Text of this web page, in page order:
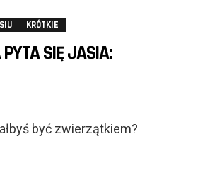
KRÓTKIE
SIĘ JASIA:
być zwierzątkiem?